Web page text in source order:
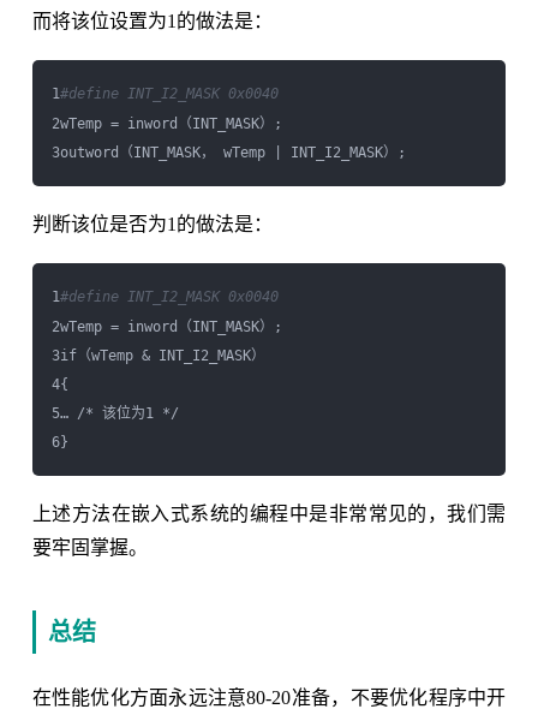
而将该位设置为1的做法是：
1#define INT_I2_MASK 0x0040
2wTemp = inword（INT_MASK）;
判断该位是否为1的做法是：
1#define INT_I2_MASK 0x0040
2wTemp = inword（INT_MASK）;
3if（wTemp & INT_I2_MASK）
4{
5… /* 该位为1 */
上述方法在嵌入式系统的编程中是非常常见的，我们需
要牢固掌握。
总结
在性能优化方面永远注意80-20准备，不要优化程序中开